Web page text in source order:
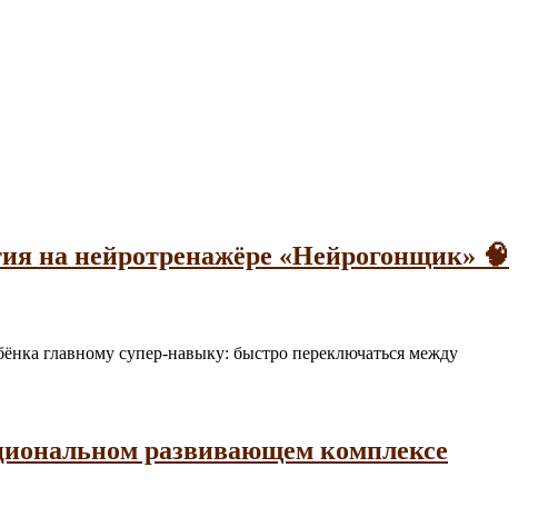
на нейротренажёре «Нейрогонщик» 🧠
главному супер-навыку: быстро переключаться между
развивающем комплексе